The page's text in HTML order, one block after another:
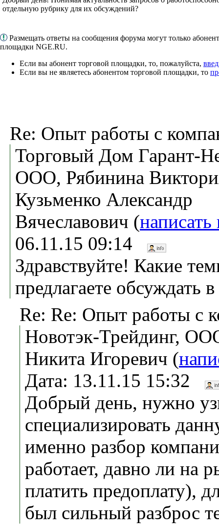
отдельную рубрику для их обсуждений?
Размещать ответы на сообщения форума могут только
площадки NGE.RU.
Если вы абонент торговой площадки, то, пожалуйста,
Если вы не являетесь абонентом торговой площадки, то
Re: Опыт работы с
Торговый Дом Гарант-
ООО, Рябинина
Кузьменко Александр
Вячеславович (
06.11.15 09:14
Здравствуйте! Какие
предлагаете обсуждать
Re: Re: Опыт работы с
Новотэк-Трейдинг,
Никита Игоревич (
Дата: 13.11.15 15:32
Добрый день, нужно
специализировать
именно разбор
работает, давно ли на
платить предоплату),
был сильный разброс